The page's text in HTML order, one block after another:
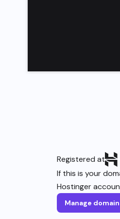
Registered at
If this is your
Hostinger
Manage domain